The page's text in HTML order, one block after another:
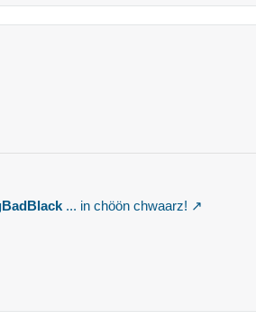
... in chöön chwaarz!